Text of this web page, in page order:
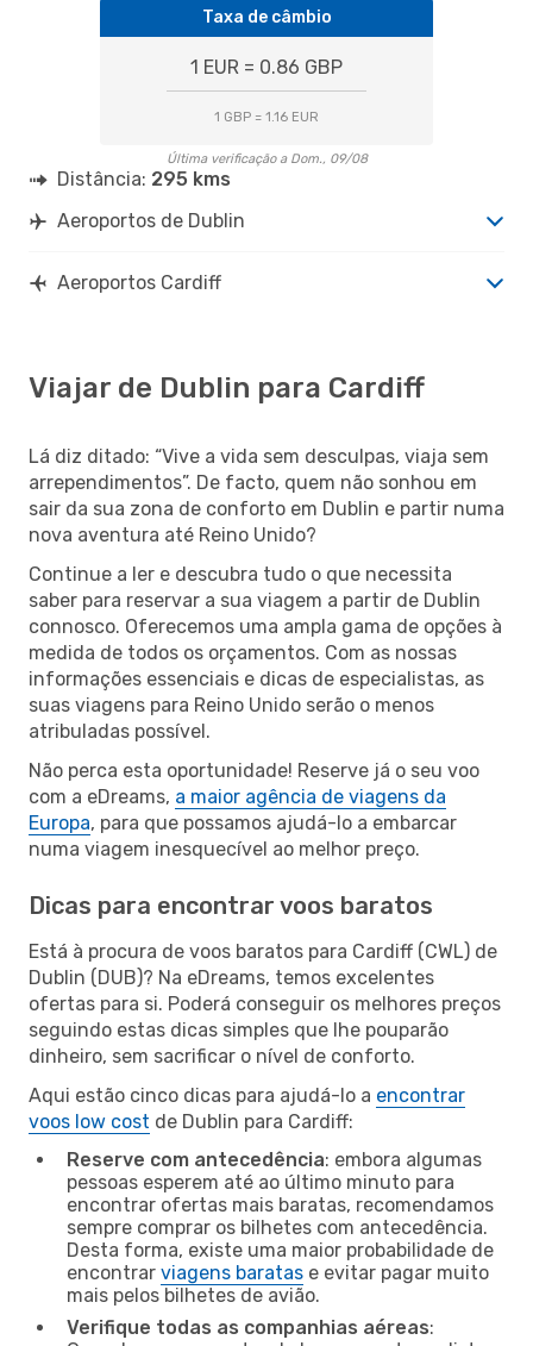
Taxa de câmbio
1 EUR = 0.86 GBP
1 GBP = 1.16 EUR
Última verificação a Dom., 09/08
Distância: 295 kms
Aeroportos de Dublin
Aeroportos Cardiff
Viajar de Dublin para Cardiff
Lá diz ditado: “Vive a vida sem desculpas, viaja sem
arrependimentos”. De facto, quem não sonhou em
sair da sua zona de conforto em Dublin e partir numa
nova aventura até Reino Unido?
Continue a ler e descubra tudo o que necessita
saber para reservar a sua viagem a partir de Dublin
connosco. Oferecemos uma ampla gama de opções à
medida de todos os orçamentos. Com as nossas
informações essenciais e dicas de especialistas, as
suas viagens para Reino Unido serão o menos
atribuladas possível.
Não perca esta oportunidade! Reserve já o seu voo
com a eDreams, a maior agência de viagens da
Europa, para que possamos ajudá-lo a embarcar
numa viagem inesquecível ao melhor preço.
Dicas para encontrar voos baratos
Está à procura de voos baratos para Cardiff (CWL) de
Dublin (DUB)? Na eDreams, temos excelentes
ofertas para si. Poderá conseguir os melhores preços
seguindo estas dicas simples que lhe pouparão
dinheiro, sem sacrificar o nível de conforto.
Aqui estão cinco dicas para ajudá-lo a encontrar
voos low cost de Dublin para Cardiff:
Reserve com antecedência: embora algumas
pessoas esperem até ao último minuto para
encontrar ofertas mais baratas, recomendamos
sempre comprar os bilhetes com antecedência.
Desta forma, existe uma maior probabilidade de
encontrar viagens baratas e evitar pagar muito
mais pelos bilhetes de avião.
Verifique todas as companhias aéreas: